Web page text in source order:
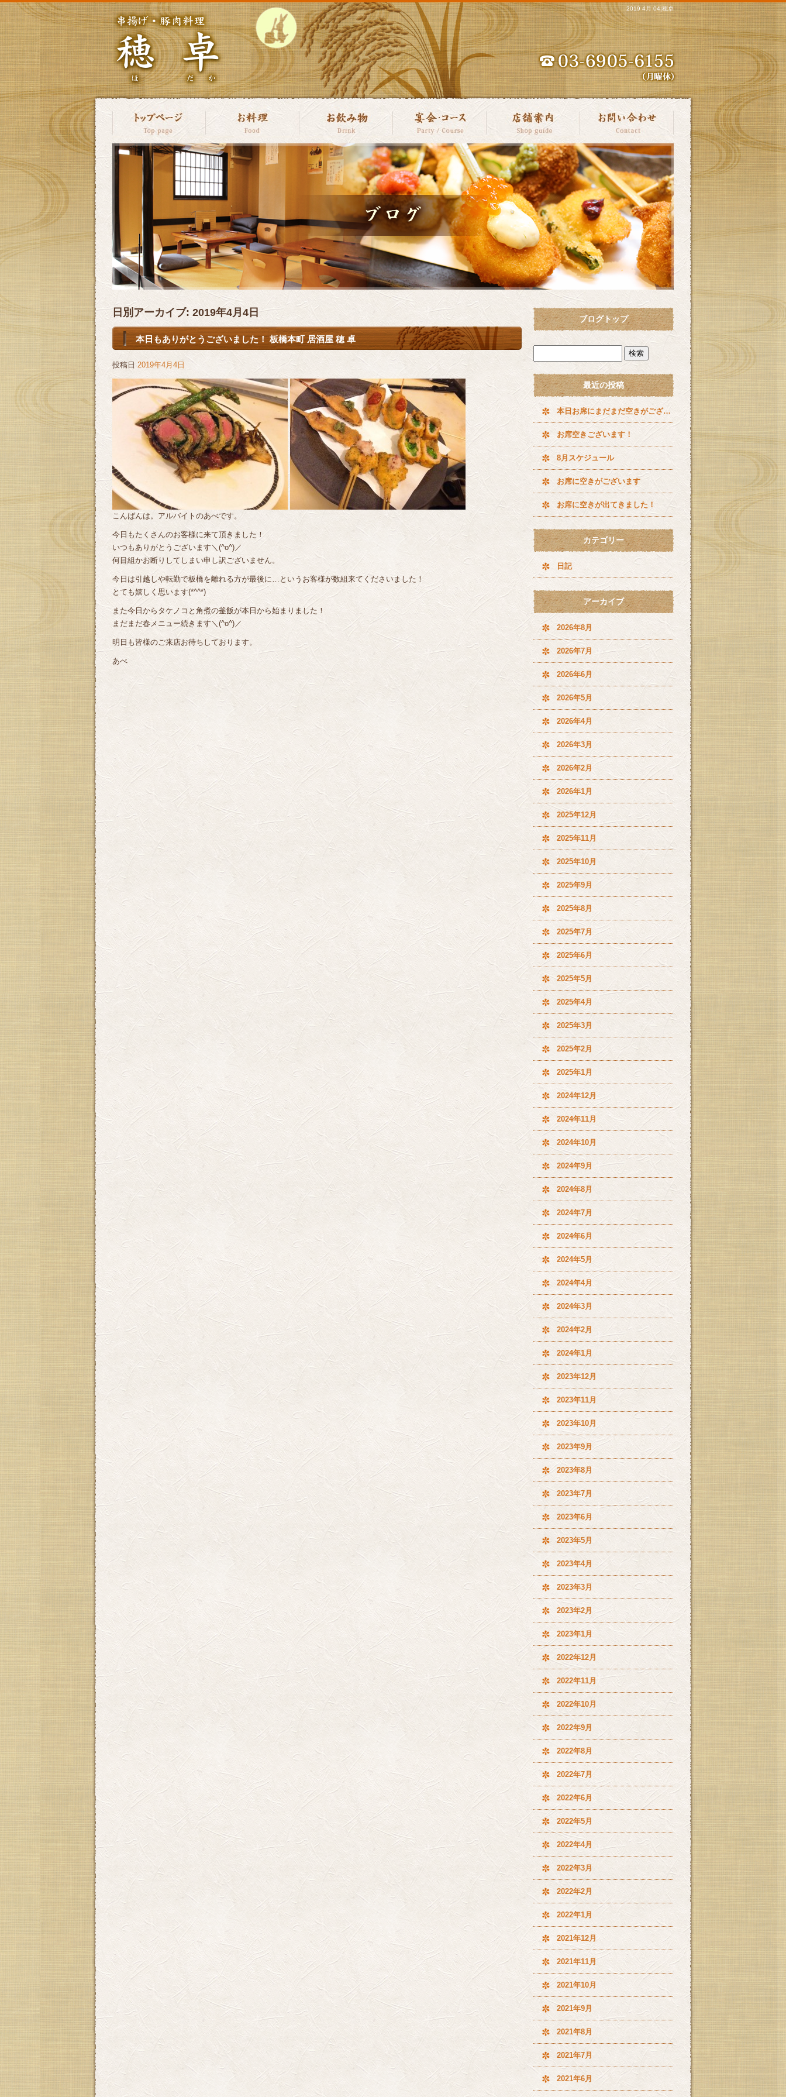
2019 4月 04|穂卓
日別アーカイブ: 2019年4月4日
本日もありがとうございました！ 板橋本町 居酒屋 穂 卓
投稿日 2019年4月4日
こんばんは。アルバイトのあべです。
今日もたくさんのお客様に来て頂きました！
いつもありがとうございます＼(^o^)／
何目組かお断りしてしまい申し訳ございません。
今日は引越しや転勤で板橋を離れる方が最後に…というお客様が数組来てくださいました！
とても嬉しく思います(*^^*)
また今日からタケノコと角煮の釜飯が本日から始まりました！
まだまだ春メニュー続きます＼(^o^)／
明日も皆様のご来店お待ちしております。
あべ
ブログトップ
最近の投稿
本日お席にまだまだ空きがございます^ ^
お席空きございます！
8月スケジュール
お席に空きがございます
お席に空きが出てきました！
カテゴリー
日記
アーカイブ
2026年8月
2026年7月
2026年6月
2026年5月
2026年4月
2026年3月
2026年2月
2026年1月
2025年12月
2025年11月
2025年10月
2025年9月
2025年8月
2025年7月
2025年6月
2025年5月
2025年4月
2025年3月
2025年2月
2025年1月
2024年12月
2024年11月
2024年10月
2024年9月
2024年8月
2024年7月
2024年6月
2024年5月
2024年4月
2024年3月
2024年2月
2024年1月
2023年12月
2023年11月
2023年10月
2023年9月
2023年8月
2023年7月
2023年6月
2023年5月
2023年4月
2023年3月
2023年2月
2023年1月
2022年12月
2022年11月
2022年10月
2022年9月
2022年8月
2022年7月
2022年6月
2022年5月
2022年4月
2022年3月
2022年2月
2022年1月
2021年12月
2021年11月
2021年10月
2021年9月
2021年8月
2021年7月
2021年6月